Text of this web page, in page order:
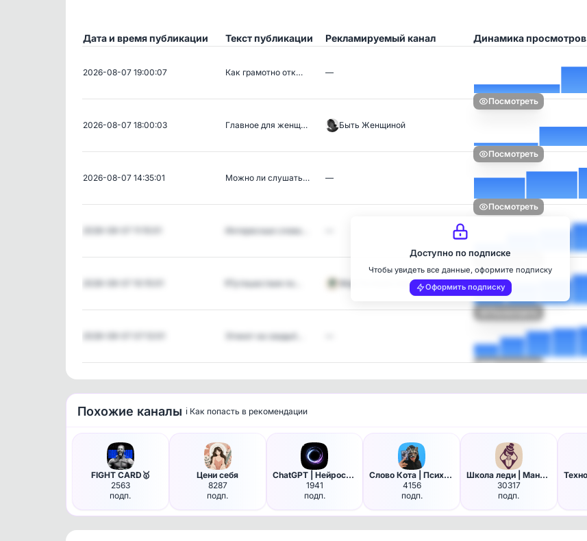
Дата и время публикации Текст публикации Рекламируемый канал Динамика просмотров
2026-08-07 19:00:07 Как грамотно отк… —
Посмотреть
2026-08-07 18:00:03 Главное для женщ… Быть Женщиной
Посмотреть
2026-08-07 14:35:01 Можно ли слушать… —
Посмотреть
Интересные слова…
Посмотреть
❗️Путешествия по… Мир Путешествий | Тревел…
Посмотреть
Этикет на свадьб…
Посмотреть
Доступно по подписке
Чтобы увидеть все данные, оформите подписку
Оформить подписку
Похожие каналы ℹ️ Как попасть в рекомендации
FIGHT CARD🥇
2563
подп.
Цени себя
8287
подп.
ChatGPT | Нейросети в Max 🧑‍💻
1941
подп.
Слово Кота | Психология, эзот…
4156
подп.
Школа леди | Манеры и Этикет
30317
подп.